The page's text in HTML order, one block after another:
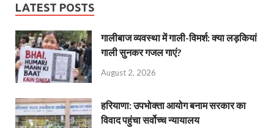
LATEST POSTS
गालीबाज व्‍यवस्‍था में गाली-विमर्श: क्या लड़कियां
गाली सुनकर गजल गाएं?
August 2, 2026
हरियाणा: उपभोक्ता आयोग बनाम सरकार का
विवाद पहुंचा सर्वोच्च न्यायालय